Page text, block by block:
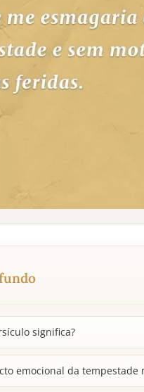
significa?
emocional da tempestade